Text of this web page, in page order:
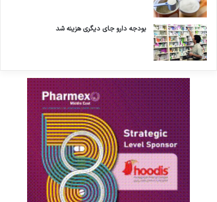
بودجه دارو جای دیگری هزینه شد